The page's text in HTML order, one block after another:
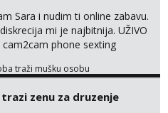
Sara i nudim ti online zabavu.
mi je najbitnija. UŽIVO
cam2cam phone sexting
partnericom te naši porno
tražit ćeš me još 🫠💦
traži mušku osobu
zenu za druzenje